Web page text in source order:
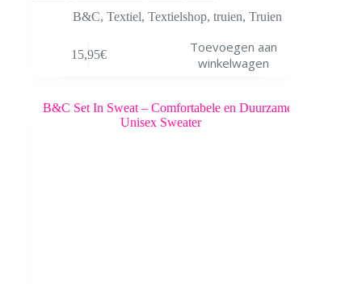
B&C, Textiel, Textielshop, truien, Truien
15,95€
Toevoegen aan
winkelwagen
variaties.
Deze